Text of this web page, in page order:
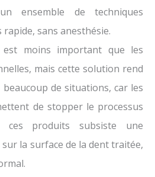
ensemble de techniques
sans anesthésie.
moins important que les
mais cette solution rend
de situations, car les
de stopper le processus
ces produits subsiste une
la surface de la dent traitée,